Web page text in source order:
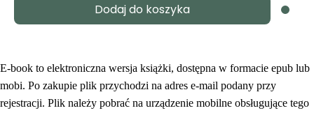
Dodaj do koszyka
E-book to elektroniczna wersja książki, dostępna w formacie epub lub
mobi. Po zakupie plik przychodzi na adres e-mail podany przy
rejestracji. Plik należy pobrać na urządzenie mobilne obsługujące tego